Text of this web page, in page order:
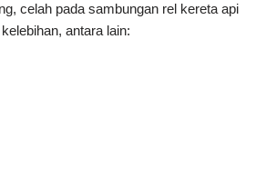
celah pada sambungan rel kereta api
antara lain: